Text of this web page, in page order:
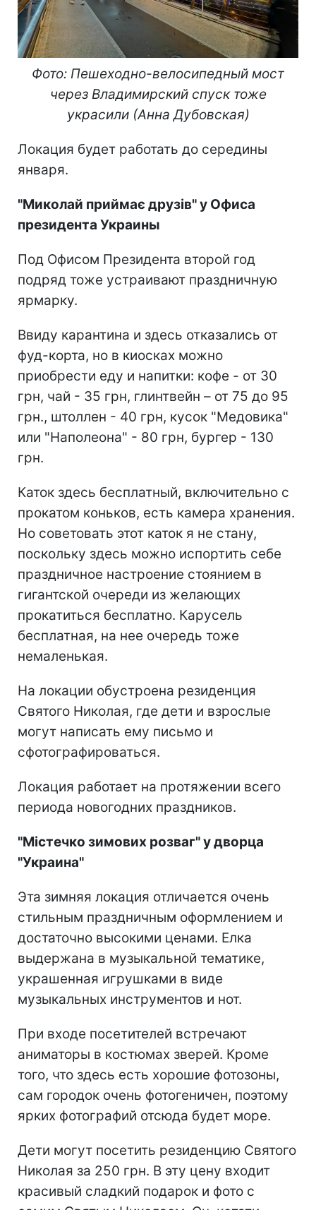
Фото: Пешеходно-велосипедный мост
через Владимирский спуск тоже
украсили (Анна Дубовская)
Локация будет работать до середины
января.
"Миколай приймає друзів" у Офиса
президента Украины
Под Офисом Президента второй год
подряд тоже устраивают праздничную
ярмарку.
Ввиду карантина и здесь отказались от
фуд-корта, но в киосках можно
приобрести еду и напитки: кофе - от 30
грн, чай - 35 грн, глинтвейн – от 75 до 95
грн., штоллен - 40 грн, кусок "Медовика"
или "Наполеона" - 80 грн, бургер - 130
грн.
Каток здесь бесплатный, включительно с
прокатом коньков, есть камера хранения.
Но советовать этот каток я не стану,
поскольку здесь можно испортить себе
праздничное настроение стоянием в
гигантской очереди из желающих
прокатиться бесплатно. Карусель
бесплатная, на нее очередь тоже
немаленькая.
На локации обустроена резиденция
Святого Николая, где дети и взрослые
могут написать ему письмо и
сфотографироваться.
Локация работает на протяжении всего
периода новогодних праздников.
"Містечко зимових розваг" у дворца
"Украина"
Эта зимняя локация отличается очень
стильным праздничным оформлением и
достаточно высокими ценами. Елка
выдержана в музыкальной тематике,
украшенная игрушками в виде
музыкальных инструментов и нот.
При входе посетителей встречают
аниматоры в костюмах зверей. Кроме
того, что здесь есть хорошие фотозоны,
сам городок очень фотогеничен, поэтому
ярких фотографий отсюда будет море.
Дети могут посетить резиденцию Святого
Николая за 250 грн. В эту цену входит
красивый сладкий подарок и фото с